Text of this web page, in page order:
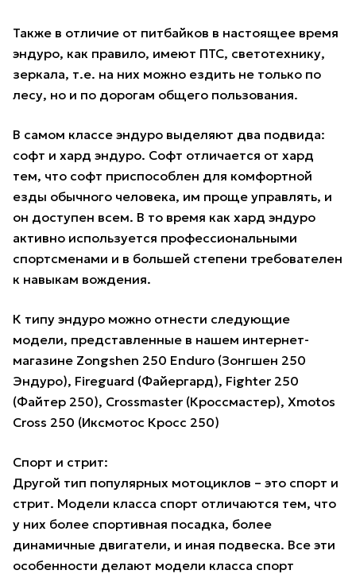
Также в отличие от питбайков в настоящее время
эндуро, как правило, имеют ПТС, светотехнику,
зеркала, т.е. на них можно ездить не только по
лесу, но и по дорогам общего пользования.
В самом классе эндуро выделяют два подвида:
софт и хард эндуро. Софт отличается от хард
тем, что софт приспособлен для комфортной
езды обычного человека, им проще управлять, и
он доступен всем. В то время как хард эндуро
активно используется профессиональными
спортсменами и в большей степени требователен
к навыкам вождения.
К типу эндуро можно отнести следующие
модели, представленные в нашем интернет-
магазине Zongshen 250 Enduro (Зонгшен 250
Эндуро), Fireguard (Файергард), Fighter 250
(Файтер 250), Crossmaster (Кроссмастер), Xmotos
Cross 250 (Иксмотос Кросс 250)
Спорт и стрит:
Другой тип популярных мотоциклов – это спорт и
стрит. Модели класса спорт отличаются тем, что
у них более спортивная посадка, более
динамичные двигатели, и иная подвеска. Все эти
особенности делают модели класса спорт